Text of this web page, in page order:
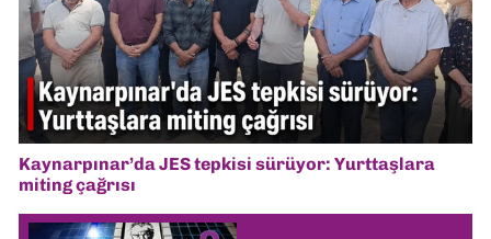
Kaynarpınar’da JES tepkisi sürüyor: Yurttaşlara
miting çağrısı